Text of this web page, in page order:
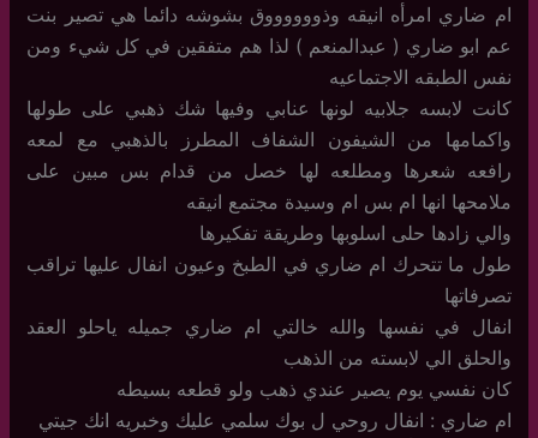
ام ضاري امرأه انيقه وذووووووق بشوشه دائما هي تصير بنت
عم ابو ضاري ( عبدالمنعم ) لذا هم متفقين في كل شيء ومن
نفس الطبقه الاجتماعيه
كانت لابسه جلابيه لونها عنابي وفيها شك ذهبي على طولها
واكمامها من الشيفون الشفاف المطرز بالذهبي مع لمعه
رافعه شعرها ومطلعه لها خصل من قدام بس مبين على
ملامحها انها ام بس ام وسيدة مجتمع انيقه
والي زادها حلى اسلوبها وطريقة تفكيرها
طول ما تتحرك ام ضاري في الطبخ وعيون انفال عليها تراقب
تصرفاتها
انفال في نفسها والله خالتي ام ضاري جميله ياحلو العقد
والحلق الي لابسته من الذهب
كان نفسي يوم يصير عندي ذهب ولو قطعه بسيطه
ام ضاري : انفال روحي ل بوك سلمي عليك وخبريه انك جيتي